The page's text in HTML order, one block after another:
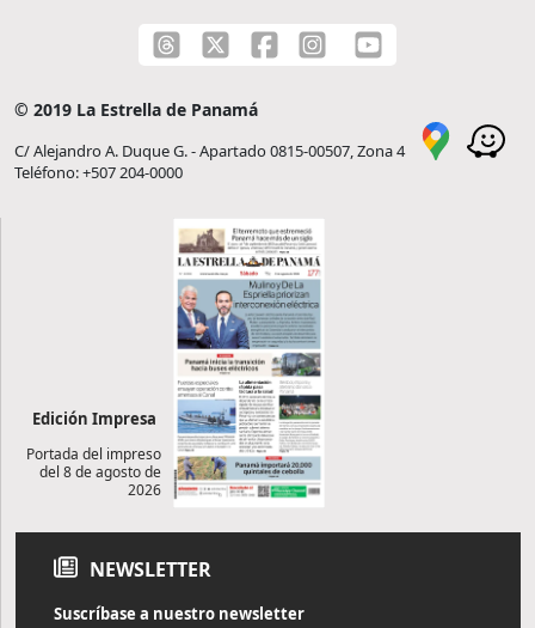
© 2019 La Estrella de Panamá
C/ Alejandro A. Duque G. - Apartado 0815-00507, Zona 4
Teléfono: +507 204-0000
Edición Impresa
Portada del impreso
del 8 de agosto de
2026
NEWSLETTER
Suscríbase a nuestro newsletter